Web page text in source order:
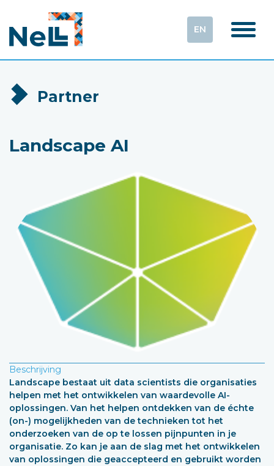
EN
Partner
Landscape AI
Beschrijving
Landscape bestaat uit data scientists die organisaties
helpen met het ontwikkelen van waardevolle AI-
oplossingen. Van het helpen ontdekken van de échte
(on-) mogelijkheden van de technieken tot het
onderzoeken van de op te lossen pijnpunten in je
organisatie. Zo kan je aan de slag met het ontwikkelen
van oplossingen die geaccepteerd en gebruikt worden